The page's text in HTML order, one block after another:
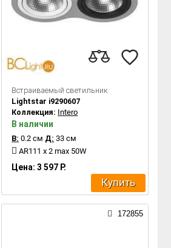
Встраиваемый светильник
Lightstar i9290607
Коллекция: Intero
В наличии
В: 0.2 см Д: 33 см
AR111 x 2 max 50W
Цена: 3 597 Р.
Купить
172855